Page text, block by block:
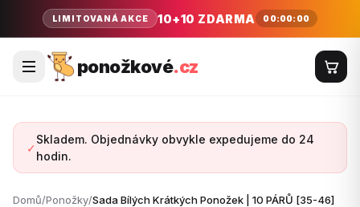
LIMITOVANÁ AKCE 10+10 ZDARMA 00:00:00
ponožkové.cz
✓
Skladem. Objednávky obvykle expedujeme do 24
hodin.
Domů/Ponožky/Sada Bílých Krátkých Ponožek | 10 PÁRŮ [35-46]